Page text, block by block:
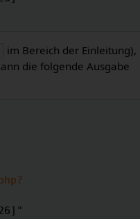
im Bereich der Einleitung),
die folgende Ausgabe